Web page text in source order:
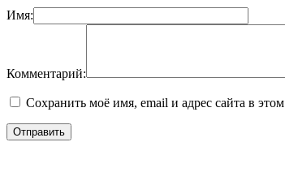
Имя:
Комментарий:
Сохранить моё имя, email и адрес сайта в